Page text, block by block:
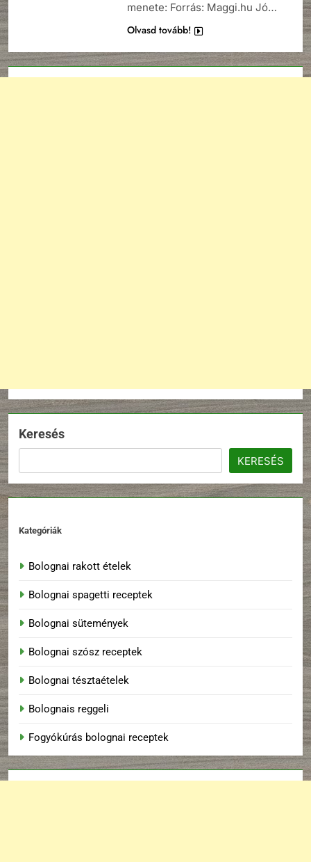
menete: Forrás: Maggi.hu Jó…
Olvasd tovább!
Keresés
KERESÉS
Kategóriák
Bolognai rakott ételek
Bolognai spagetti receptek
Bolognai sütemények
Bolognai szósz receptek
Bolognai tésztaételek
Bolognais reggeli
Fogyókúrás bolognai receptek